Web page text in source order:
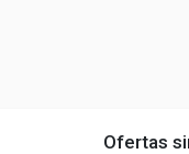
Ofertas